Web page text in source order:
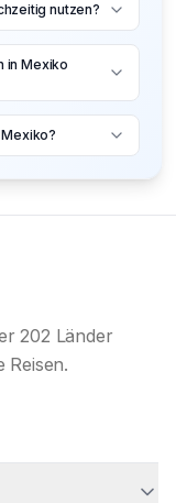
nutzen?
in Mexiko
202 Länder